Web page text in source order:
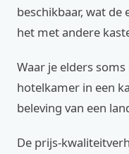
beschikbaar, wat
het met andere
Waar je elders
hotelkamer in een
beleving van een
De prijs-